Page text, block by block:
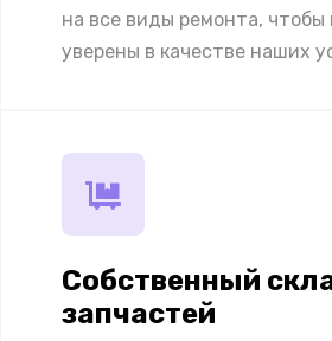
на все виды ремонта, чтобы
уверены в качестве наших
Собственный
запчастей